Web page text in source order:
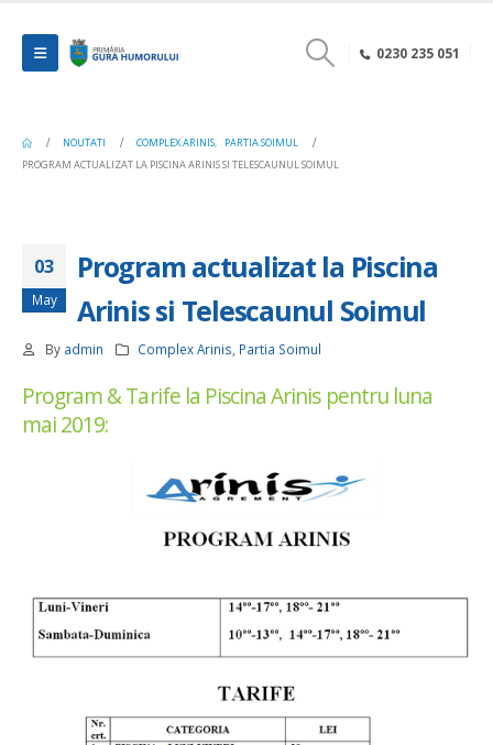
0230 235 051
NOUTATI COMPLEX ARINIS,
PARTIA SOIMUL
PROGRAM ACTUALIZAT LA PISCINA ARINIS SI TELESCAUNUL SOIMUL
03
May
Program actualizat la Piscina
Arinis si Telescaunul Soimul
By admin Complex Arinis Partia Soimul
Program & Tarife la Piscina Arinis pentru luna
mai 2019: